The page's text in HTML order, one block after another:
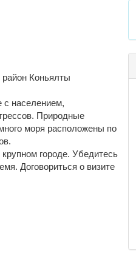
Коньялты
с населением,
Природные
моря расположены по
городе. Убедитесь
Договориться о визите